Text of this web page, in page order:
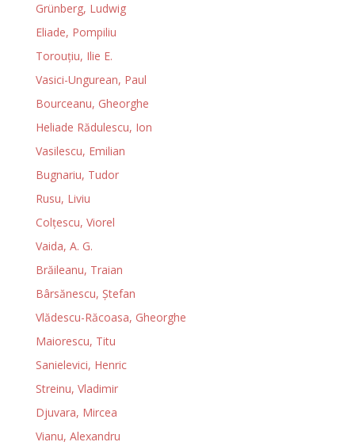
Grünberg, Ludwig
Eliade, Pompiliu
Torouţiu, Ilie E.
Vasici-Ungurean, Paul
Bourceanu, Gheorghe
Heliade Rădulescu, Ion
Vasilescu, Emilian
Bugnariu, Tudor
Rusu, Liviu
Colţescu, Viorel
Vaida, A. G.
Brăileanu, Traian
Bârsănescu, Ştefan
Vlădescu-Răcoasa, Gheorghe
Maiorescu, Titu
Sanielevici, Henric
Streinu, Vladimir
Djuvara, Mircea
Vianu, Alexandru